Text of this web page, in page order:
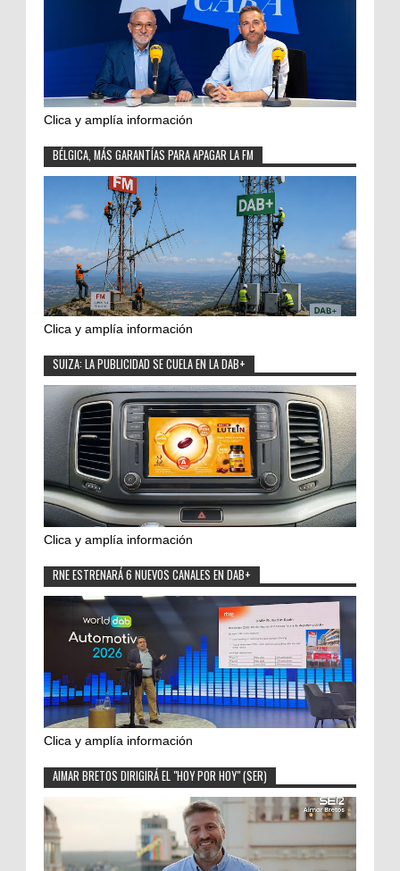
Clica y amplía información
BÉLGICA, MÁS GARANTÍAS PARA APAGAR LA FM
Clica y amplía información
SUIZA: LA PUBLICIDAD SE CUELA EN LA DAB+
Clica y amplía información
RNE ESTRENARÁ 6 NUEVOS CANALES EN DAB+
Clica y amplía información
AIMAR BRETOS DIRIGIRÁ EL "HOY POR HOY" (SER)